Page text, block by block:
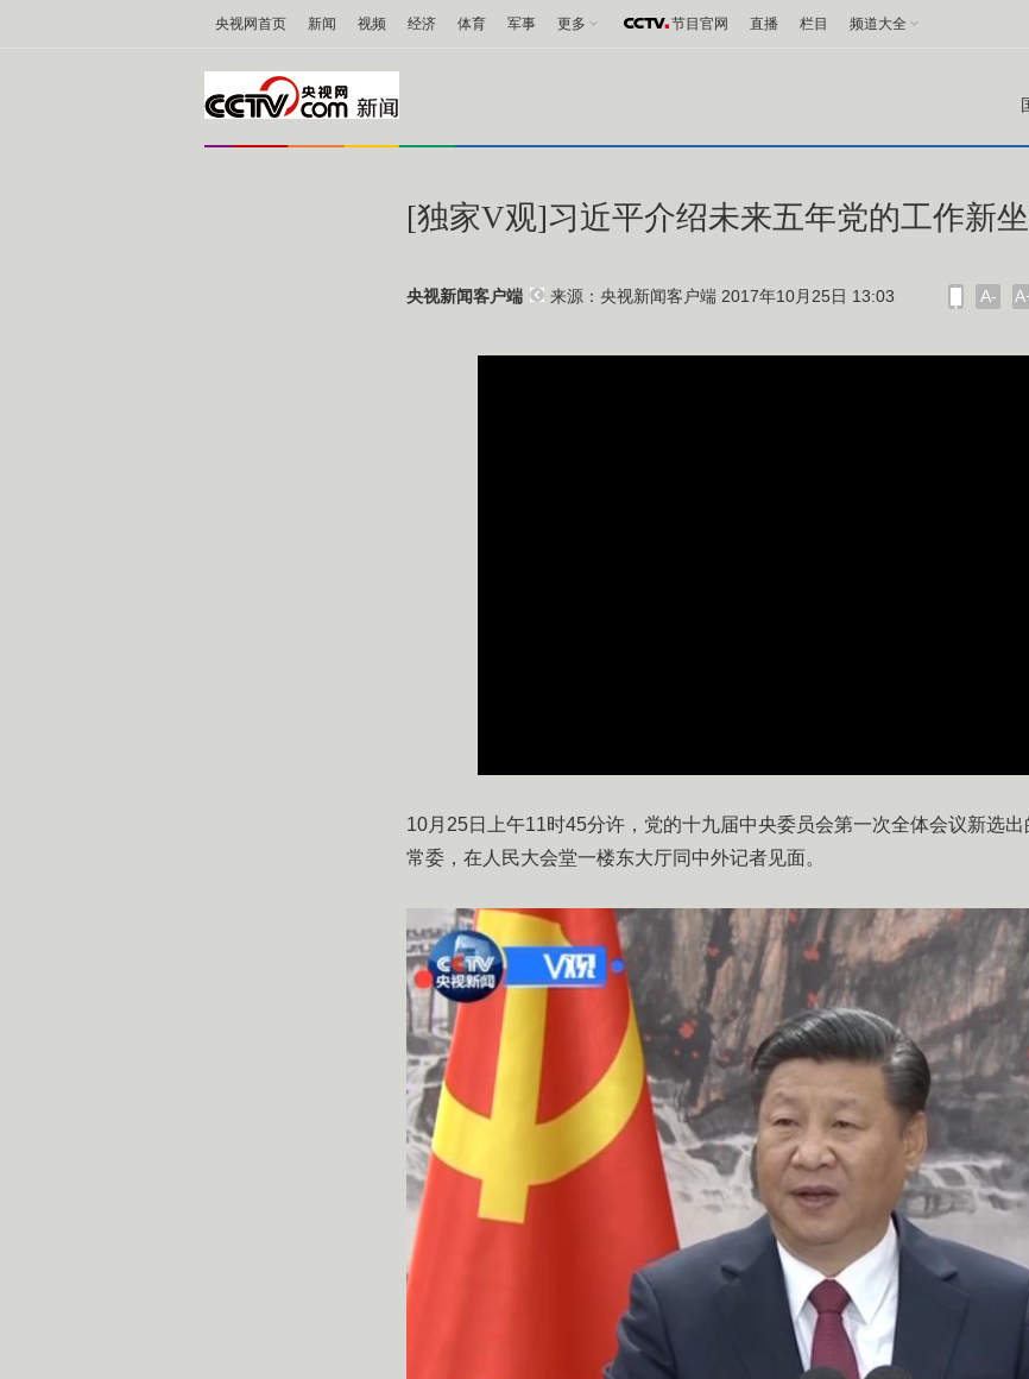
央视网首页 新闻 视频 经济 体育 军事 更多 节目官网 直播 栏目 频道大全
[独家V观]习近平介绍未来五年党的工作新
央视新闻客户端 来源：央视新闻客户端 2017年10月25日 13:03 A-
​10月25日上午11时45分许，党的十九届中央委员会第一次全体会议新选
常委，在人民大会堂一楼东大厅同中外记者见面。